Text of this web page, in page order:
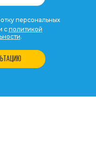
персональных
сполитикой
.